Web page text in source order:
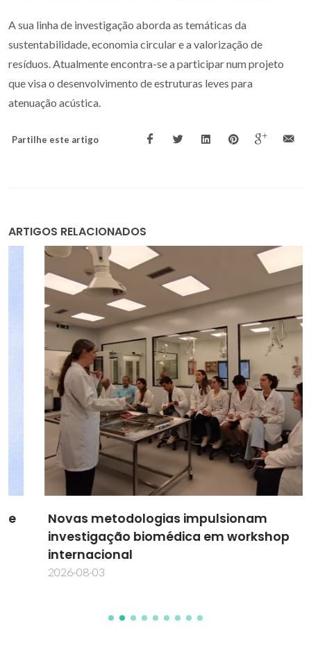
A sua linha de investigação aborda as temáticas da
sustentabilidade, economia circular e a valorização de
resíduos. Atualmente encontra-se a participar num projeto
que visa o desenvolvimento de estruturas leves para
atenuação acústica.
Partilhe este artigo
ARTIGOS RELACIONADOS
Novas metodologias impulsionam
investigação biomédica em workshop
internacional
2026-08-03